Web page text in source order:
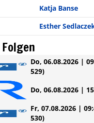
Katja Banse
Esther
Do, 06.08.2026 |
529)
Do, 06.08.2026 |
Fr, 07.08.2026 |
530)